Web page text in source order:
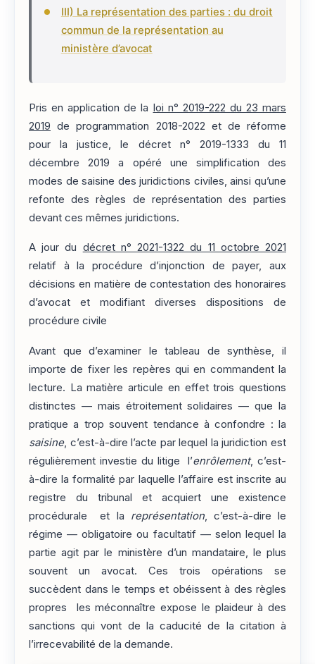
III) La représentation des parties : du droit
commun de la représentation au
ministère d’avocat
Pris en application de la loi n° 2019-222 du 23 mars
2019 de programmation 2018-2022 et de réforme
pour la justice, le décret n° 2019-1333 du 11
décembre 2019 a opéré une simplification des
modes de saisine des juridictions civiles, ainsi qu’une
refonte des règles de représentation des parties
devant ces mêmes juridictions.
A jour du décret n° 2021-1322 du 11 octobre 2021
relatif à la procédure d’injonction de payer, aux
décisions en matière de contestation des honoraires
d’avocat et modifiant diverses dispositions de
procédure civile
Avant que d’examiner le tableau de synthèse, il
importe de fixer les repères qui en commandent la
lecture. La matière articule en effet trois questions
distinctes — mais étroitement solidaires — que la
pratique a trop souvent tendance à confondre : la
saisine, c’est-à-dire l’acte par lequel la juridiction est
régulièrement investie du litige l’enrôlement, c’est-
à-dire la formalité par laquelle l’affaire est inscrite au
registre du tribunal et acquiert une existence
procédurale et la représentation, c’est-à-dire le
régime — obligatoire ou facultatif — selon lequel la
partie agit par le ministère d’un mandataire, le plus
souvent un avocat. Ces trois opérations se
succèdent dans le temps et obéissent à des règles
propres les méconnaître expose le plaideur à des
sanctions qui vont de la caducité de la citation à
l’irrecevabilité de la demande.